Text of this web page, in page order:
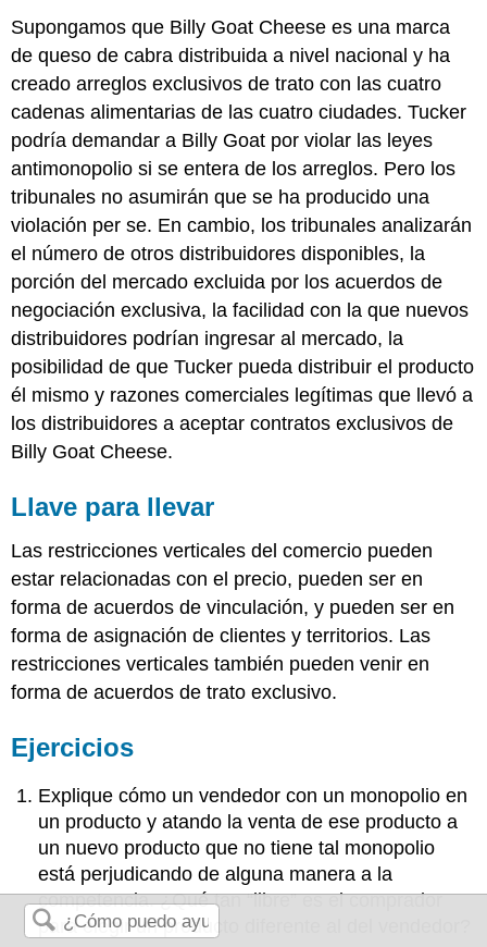
Supongamos que Billy Goat Cheese es una marca
de queso de cabra distribuida a nivel nacional y ha
creado arreglos exclusivos de trato con las cuatro
cadenas alimentarias de las cuatro ciudades. Tucker
podría demandar a Billy Goat por violar las leyes
antimonopolio si se entera de los arreglos. Pero los
tribunales no asumirán que se ha producido una
violación per se. En cambio, los tribunales analizarán
el número de otros distribuidores disponibles, la
porción del mercado excluida por los acuerdos de
negociación exclusiva, la facilidad con la que nuevos
distribuidores podrían ingresar al mercado, la
posibilidad de que Tucker pueda distribuir el producto
él mismo y razones comerciales legítimas que llevó a
los distribuidores a aceptar contratos exclusivos de
Billy Goat Cheese.
Llave para llevar
Las restricciones verticales del comercio pueden
estar relacionadas con el precio, pueden ser en
forma de acuerdos de vinculación, y pueden ser en
forma de asignación de clientes y territorios. Las
restricciones verticales también pueden venir en
forma de acuerdos de trato exclusivo.
Ejercicios
Explique cómo un vendedor con un monopolio en
un producto y atando la venta de ese producto a
un nuevo producto que no tiene tal monopolio
está perjudicando de alguna manera a la
competencia. ¿Qué tan “libre” es el comprador
para elegir un producto diferente al del vendedor?